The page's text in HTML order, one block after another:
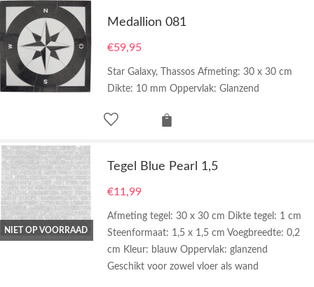
Medallion 081
€59,95
Star Galaxy, Thassos Afmeting: 30 x 30 cm
Dikte: 10 mm Oppervlak: Glanzend
NIET OP VOORRAAD
Tegel Blue Pearl 1,5
€11,99
Afmeting tegel: 30 x 30 cm Dikte tegel: 1 cm
Steenformaat: 1,5 x 1,5 cm Voegbreedte: 0,2
cm Kleur: blauw Oppervlak: glanzend
Geschikt voor zowel vloer als wand